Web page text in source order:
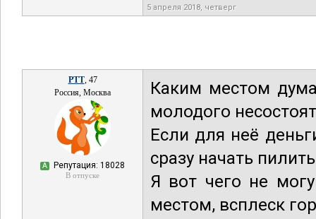
5 апреля 2018, четверг
РТТ, 47
Россия, Москва
А Репутация: 18028
В отпуске
Каким местом
молодого
Если для неё
сразу начать
Я вот чего не
местом, всплеск